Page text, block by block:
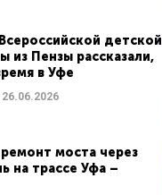
детской
из Пензы рассказали,
в Уфе
26.06.2026
моста через
на трассе Уфа –